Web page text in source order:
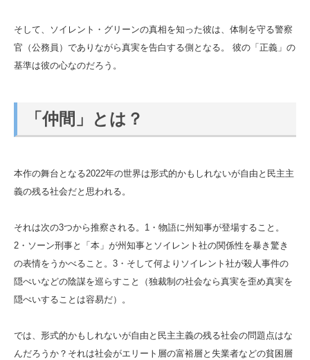
そして、ソイレント・グリーンの真相を知った彼は、体制を守る警察
官（公務員）でありながら真実を告白する側となる。 彼の「正義」の
基準は彼の心なのだろう。
「仲間」とは？
本作の舞台となる2022年の世界は形式的かもしれないが自由と民主主
義の残る社会だと思われる。
それは次の3つから推察される。1・物語に州知事が登場すること。
2・ソーン刑事と「本」が州知事とソイレント社の関係性を暴き驚き
の表情をうかべること。3・そして何よりソイレント社が殺人事件の
隠ぺいなどの陰謀を巡らすこと（独裁制の社会なら真実を歪め真実を
隠ぺいすることは容易だ）。
では、形式的かもしれないが自由と民主主義の残る社会の問題点はな
んだろうか？それは社会がエリート層の富裕層と失業者などの貧困層